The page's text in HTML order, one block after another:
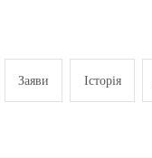
Заяви Історія